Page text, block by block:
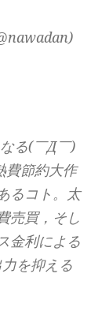
る(￣Д￣)
費節約大作
るコト。太
売買，そし
金利による
を抑える